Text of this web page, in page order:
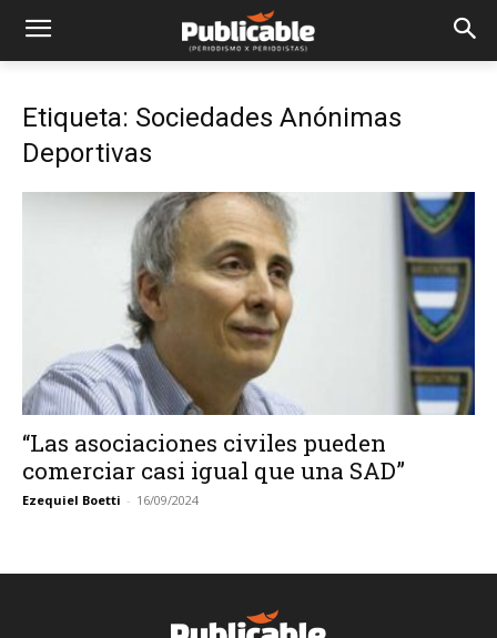
Etiqueta: Sociedades Anónimas
Deportivas
“Las asociaciones civiles pueden
comerciar casi igual que una SAD”
Ezequiel Boetti - 16/09/2024